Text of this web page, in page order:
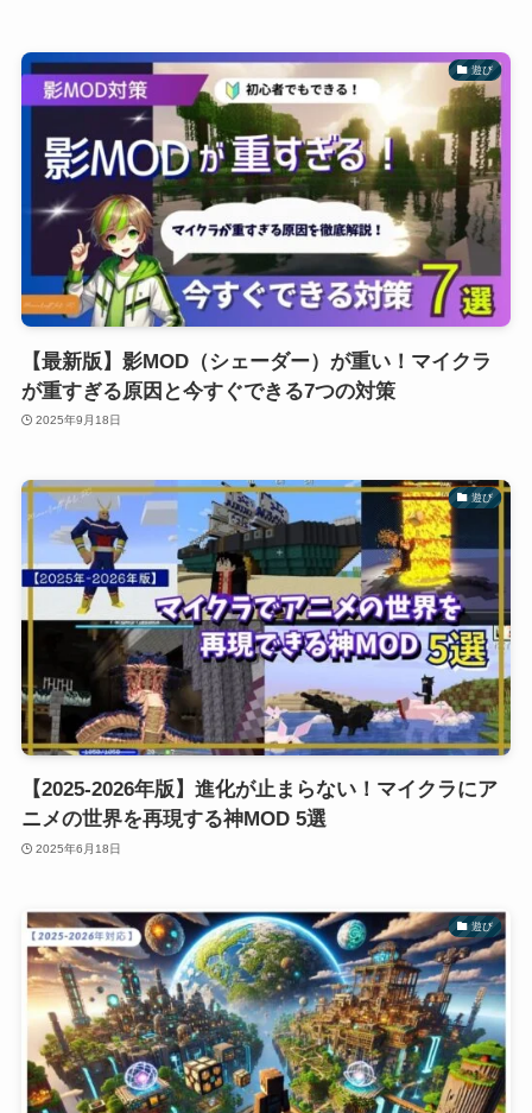
遊び
【最新版】影MOD（シェーダー）が重い！マイクラ
が重すぎる原因と今すぐできる7つの対策
2025年9月18日
遊び
【2025-2026年版】進化が止まらない！マイクラにア
ニメの世界を再現する神MOD 5選
2025年6月18日
遊び